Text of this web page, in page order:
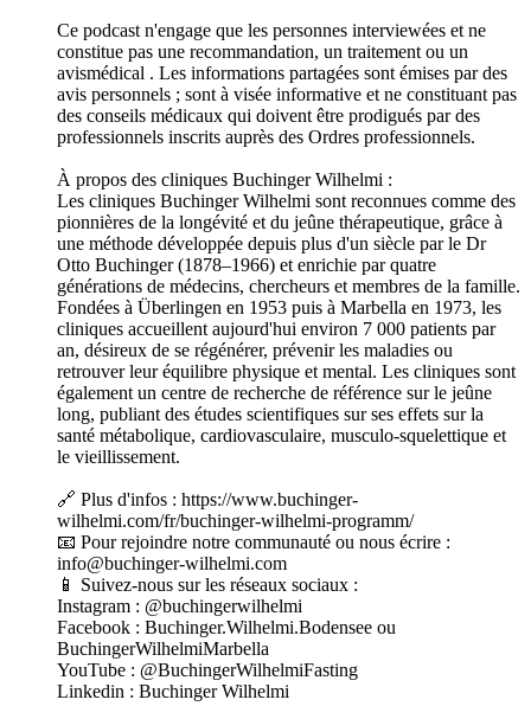
Ce podcast n'engage que les personnes interviewées et ne
constitue pas une recommandation, un traitement ou un
avismédical . Les informations partagées sont émises par des
avis personnels ; sont à visée informative et ne constituant pas
des conseils médicaux qui doivent être prodigués par des
professionnels inscrits auprès des Ordres professionnels.
À propos des cliniques Buchinger Wilhelmi :
Les cliniques Buchinger Wilhelmi sont reconnues comme des
pionnières de la longévité et du jeûne thérapeutique, grâce à
une méthode développée depuis plus d'un siècle par le Dr
Otto Buchinger (1878–1966) et enrichie par quatre
générations de médecins, chercheurs et membres de la famille.
Fondées à Überlingen en 1953 puis à Marbella en 1973, les
cliniques accueillent aujourd'hui environ 7 000 patients par
an, désireux de se régénérer, prévenir les maladies ou
retrouver leur équilibre physique et mental. Les cliniques sont
également un centre de recherche de référence sur le jeûne
long, publiant des études scientifiques sur ses effets sur la
santé métabolique, cardiovasculaire, musculo-squelettique et
le vieillissement.
🔗 Plus d'infos : https://www.buchinger-
wilhelmi.com/fr/buchinger-wilhelmi-programm/
📧 Pour rejoindre notre communauté ou nous écrire :
info@buchinger-wilhelmi.com
📱 Suivez-nous sur les réseaux sociaux :
Instagram : @buchingerwilhelmi
Facebook : Buchinger.Wilhelmi.Bodensee ou
BuchingerWilhelmiMarbella
YouTube : @BuchingerWilhelmiFasting
Linkedin : Buchinger Wilhelmi